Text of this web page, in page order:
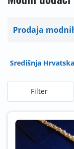
Prodaja
Središnja
Filter